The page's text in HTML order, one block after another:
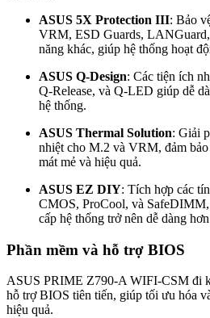
ASUS 5X Protection III: Bảo
VRM, ESD Guards, LANGuard,
năng khác, giúp hệ thống hoạt
ASUS Q-Design: Các tiện ích
Q-Release, và Q-LED giúp dễ
hệ thống.
ASUS Thermal Solution: Giải
nhiệt cho M.2 và VRM, đảm
mát mẻ và hiệu quả.
ASUS EZ DIY: Tích hợp các
CMOS, ProCool, và
cấp hệ thống trở nên dễ dàng
Phần mềm và hỗ trợ BIOS
ASUS PRIME Z790-A WIFI-CSM đi
hỗ trợ BIOS tiên tiến, giúp tối ưu hóa
hiệu quả.